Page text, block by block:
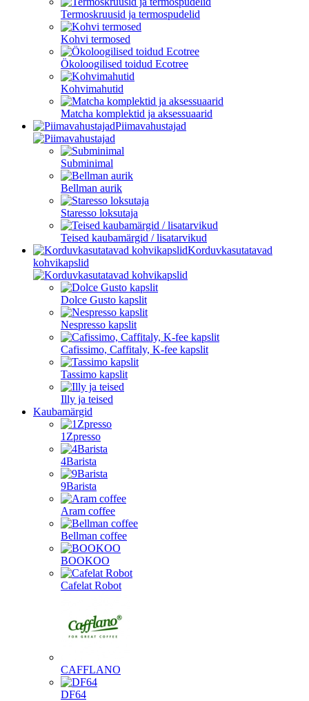
Termoskruusid ja termospudelid
Kohvi termosed
Ökoloogilised toidud Ecotree
Kohvimahutid
Matcha komplektid ja aksessuaarid
Piimavahustajad
Subminimal
Bellman aurik
Staresso loksutaja
Teised kaubamärgid / lisatarvikud
Korduvkasutatavad
kohvikapslid
Dolce Gusto kapslit
Nespresso kapslit
Cafissimo, Caffitaly, K-fee kapslit
Tassimo kapslit
Illy ja teised
Kaubamärgid
1Zpresso
4Barista
9Barista
Aram coffee
Bellman coffee
BOOKOO
Cafelat Robot
CAFFLANO
DF64